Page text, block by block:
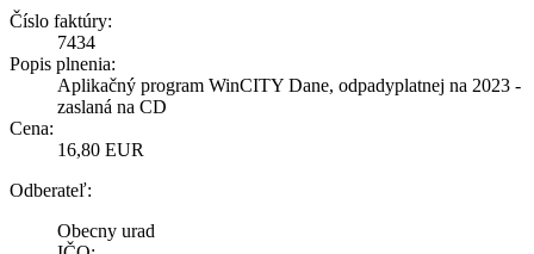
Číslo faktúry:
7434
Popis plnenia:
Aplikačný program WinCITY Dane, odpadyplatnej na 2023 -
zaslaná na CD
Cena:
16,80 EUR
Odberateľ:
Obecny urad